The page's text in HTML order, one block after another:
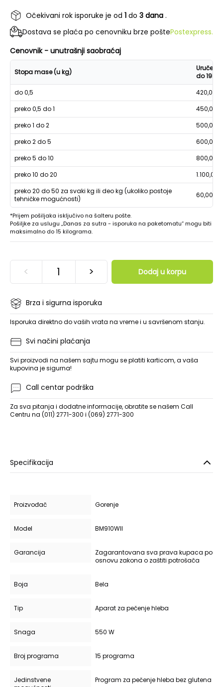
Očekivani rok isporuke je od 1 do 3 dana .
Dostava se plaća po cenovniku brze poštePostexpress.
Cenovnik - unutrašnji saobraćaj
Stopa mase (u kg)
Uručenje
do 19h
do 0,5
420,00
preko 0,5 do 1
450,00
preko 1 do 2
500,00
preko 2 do 5
600,00
preko 5 do 10
800,00
preko 10 do 20
1.100,00
preko 20 do 50 za svaki kg ili deo kg (ukoliko postoje
tehničke mogućnosti)
60,00
*Prijem pošiljaka isključivo na šalteru pošte.
Pošiljke za uslugu „Danas za sutra - isporuka na paketomatu“ mogu biti
maksimalno do 15 kilograma.
< > Dodaj u korpu
Brza i sigurna isporuka
Isporuka direktno do vaših vrata na vreme i u savršenom stanju.
Svi načini plaćanja
Svi proizvodi na našem sajtu mogu se platiti karticom, a vaša
kupovina je sigurna!
Call centar podrška
Za sva pitanja i dodatne informacije, obratite se našem Call
Centru na (011) 2771-300 i (069) 2771-300
Specifikacija
Proizvođač Gorenje
Model BM910WII
Garancija
Zagarantovana sva prava kupaca po
osnovu zakona o zaštiti potrošača
Boja Bela
Tip Aparat za pečenje hleba
Snaga 550 W
Broj programa 15 programa
Jedinstvene
Program za pečenje hleba bez glutena